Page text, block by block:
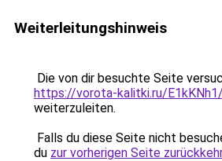
Weiterleitungshinweis
Die von dir besuchte Seite
https://vorota-kalitki.ru/
weiterzuleiten.
Falls du diese Seite nicht
du zur vorherigen Seite